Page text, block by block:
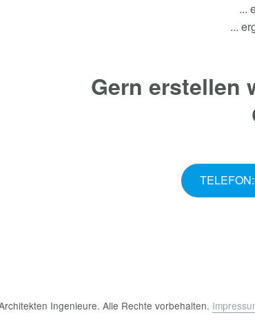
...
...
Gern erstellen
Ingenieure. Alle Rechte vorbehalten.